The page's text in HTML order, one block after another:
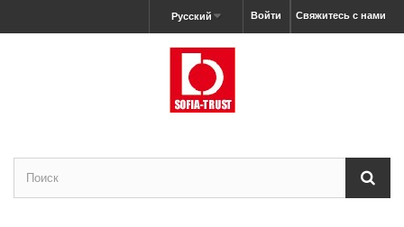
Свяжитесь с нами
Войти
Русский